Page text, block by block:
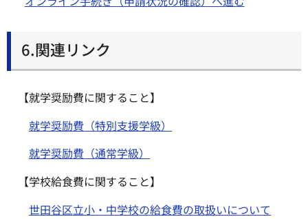
6.関連リンク
【就学奨励費に関すること】
就学奨励費（特別支援学級）
就学奨励費（通常学級）
【学校給食費に関すること】
世田谷区立小・中学校の給食費の取扱いについて